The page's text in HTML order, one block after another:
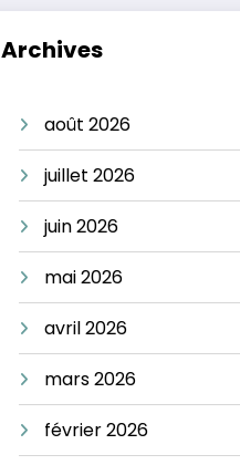
Archives
août 2026
juillet 2026
juin 2026
mai 2026
avril 2026
mars 2026
février 2026